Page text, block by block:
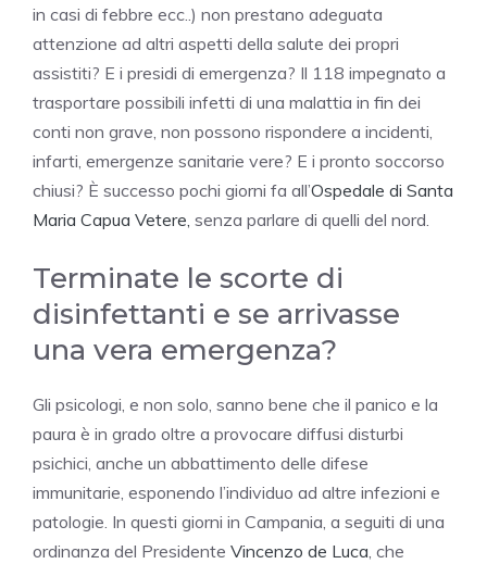
in casi di febbre ecc..) non prestano adeguata
attenzione ad altri aspetti della salute dei propri
assistiti? E i presidi di emergenza? Il 118 impegnato a
trasportare possibili infetti di una malattia in fin dei
conti non grave, non possono rispondere a incidenti,
infarti, emergenze sanitarie vere? E i pronto soccorso
chiusi? È successo pochi giorni fa all’Ospedale di Santa
Maria Capua Vetere, senza parlare di quelli del nord.
Terminate le scorte di
disinfettanti e se arrivasse
una vera emergenza?
Gli psicologi, e non solo, sanno bene che il panico e la
paura è in grado oltre a provocare diffusi disturbi
psichici, anche un abbattimento delle difese
immunitarie, esponendo l’individuo ad altre infezioni e
patologie. In questi giorni in Campania, a seguiti di una
ordinanza del Presidente Vincenzo de Luca, che